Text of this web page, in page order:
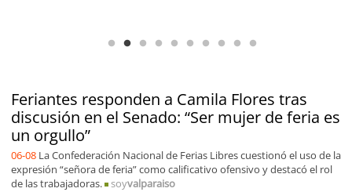
Feriantes responden a Camila Flores tras
discusión en el Senado: “Ser mujer de feria es
un orgullo”
06-08 La Confederación Nacional de Ferias Libres cuestionó el uso de la
expresión “señora de feria” como calificativo ofensivo y destacó el rol
de las trabajadoras.
soyvalparaiso